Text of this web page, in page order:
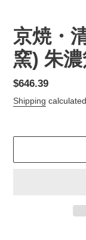
京焼・
窯) 朱
Regular
price
$646.39
Shipping